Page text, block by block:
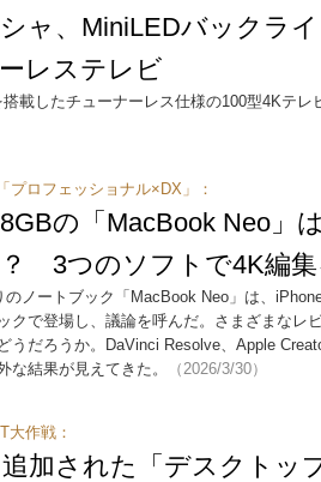
ャ、MiniLEDバックラ
レステレビ
載したチューナーレス仕様の100型4Kテ
プロフェッショナル×DX」：
の「MacBook Neo」
3つのソフトで4K編
ノートブック「MacBook Neo」は、
クで登場し、議論を呼んだ。さまざまなレ
うだろうか。DaVinci Resolve、Apple
な結果が見えてきた。
（2026/3/30）
大作戦：
加された「デスクトッ